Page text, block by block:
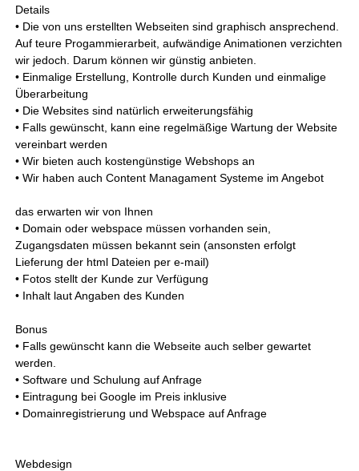
Details
• Die von uns erstellten Webseiten sind graphisch ansprechend.
Auf teure Progammierarbeit, aufwändige Animationen verzichten
wir jedoch. Darum können wir günstig anbieten.
• Einmalige Erstellung, Kontrolle durch Kunden und einmalige
Überarbeitung
• Die Websites sind natürlich erweiterungsfähig
• Falls gewünscht, kann eine regelmäßige Wartung der Website
vereinbart werden
• Wir bieten auch kostengünstige Webshops an
• Wir haben auch Content Managament Systeme im Angebot
das erwarten wir von Ihnen
• Domain oder webspace müssen vorhanden sein,
Zugangsdaten müssen bekannt sein (ansonsten erfolgt
Lieferung der html Dateien per e-mail)
• Fotos stellt der Kunde zur Verfügung
• Inhalt laut Angaben des Kunden
Bonus
• Falls gewünscht kann die Webseite auch selber gewartet
werden.
• Software und Schulung auf Anfrage
• Eintragung bei Google im Preis inklusive
• Domainregistrierung und Webspace auf Anfrage
Webdesign